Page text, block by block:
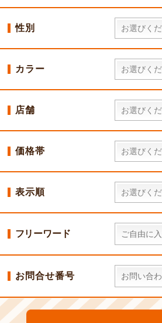
性別
カラー
店舗
価格帯
表示順
フリーワード
お問合せ番号